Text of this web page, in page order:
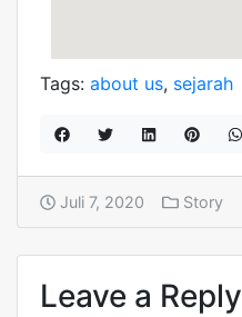
Tags: about us, sejarah
Juli 7, 2020 Story
Leave a Reply